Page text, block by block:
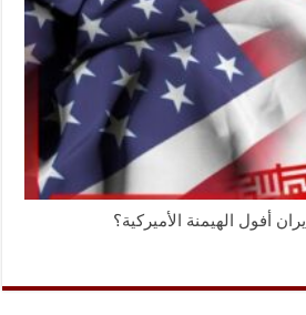
أفول الهيمنة الأميركية؟